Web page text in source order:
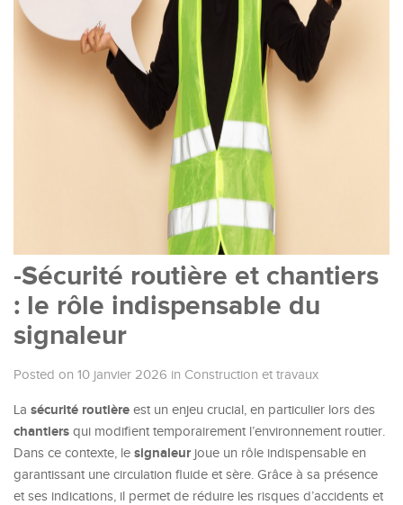
-Sécurité routière et chantiers
: le rôle indispensable du
signaleur
Posted on 10 janvier 2026 in Construction et travaux
La sécurité routière est un enjeu crucial, en particulier lors des
chantiers qui modifient temporairement l’environnement routier.
Dans ce contexte, le signaleurjoue un rôle indispensable en
garantissant une circulation fluide et sère. Grâce à sa présence
et ses indications, il permet de réduire les risques d’accidents et